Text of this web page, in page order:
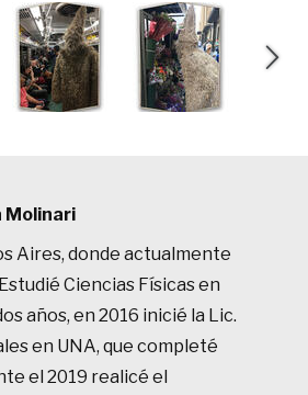
Molinari
Aires, donde actualmente
Ciencias Físicas en
años, en 2016 inicié la Lic.
en UNA, que completé
el 2019 realicé el